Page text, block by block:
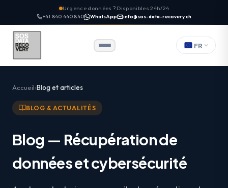
Urgence données ? Disponibles 24h/24
+41 840 440 840 WhatsApp info@sos-data-recovery.ch
FR
Accueil Blog et articles
BLOG & ACTUALITÉS
Blog — Récupération de
données et cybersécurité